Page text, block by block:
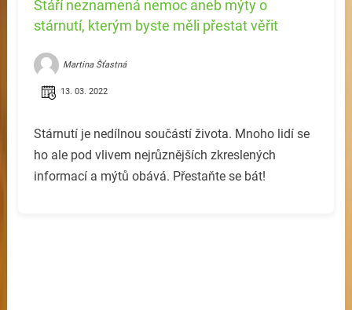
Stáří neznamená nemoc aneb mýty o
stárnutí, kterým byste měli přestat věřit
Martina Šťastná
13. 03. 2022
Stárnutí je nedílnou součástí života. Mnoho lidí se
ho ale pod vlivem nejrůznějších zkreslených
informací a mýtů obává. Přestaňte se bát!